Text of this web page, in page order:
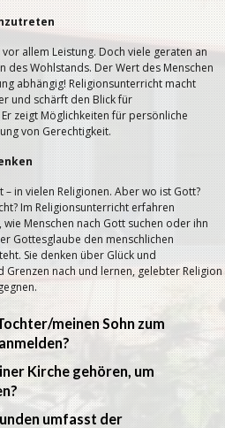
allem Leistung. Doch viele geraten an
des Wohlstands. Der Wert des Menschen
abhängig! Religionsunterricht macht
und schärft den Blick für
zeigt Möglichkeiten für persönliche
von Gerechtigkeit.
– in vielen Religionen. Aber wo ist Gott?
Im Religionsunterricht erfahren
Menschen nach Gott suchen oder ihn
Gottesglaube den menschlichen
Sie denken über Glück und
nach und lernen, gelebter Religion
meinen Sohn zum
Kirche gehören, um
umfasst der